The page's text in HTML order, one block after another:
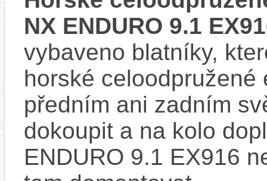
NX ENDURO 9.1
vybaveno blatníky,
horské
předním ani zadním
dokoupit a na kolo
ENDURO 9.1 EX916